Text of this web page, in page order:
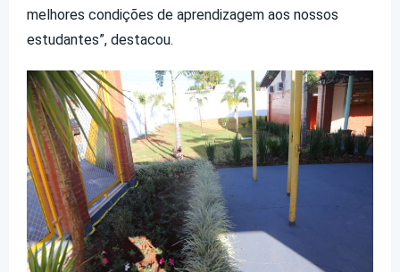
melhores condições de aprendizagem aos nossos
estudantes”, destacou.